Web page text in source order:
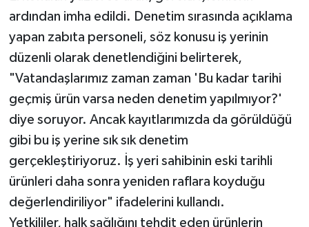
ardından imha edildi. Denetim sırasında açıklama
yapan zabıta personeli, söz konusu iş yerinin
düzenli olarak denetlendiğini belirterek,
"Vatandaşlarımız zaman zaman 'Bu kadar tarihi
geçmiş ürün varsa neden denetim yapılmıyor?'
diye soruyor. Ancak kayıtlarımızda da görüldüğü
gibi bu iş yerine sık sık denetim
gerçekleştiriyoruz. İş yeri sahibinin eski tarihli
ürünleri daha sonra yeniden raflara koyduğu
değerlendiriliyor" ifadelerini kullandı.
Yetkililer, halk sağlığını tehdit eden ürünlerin